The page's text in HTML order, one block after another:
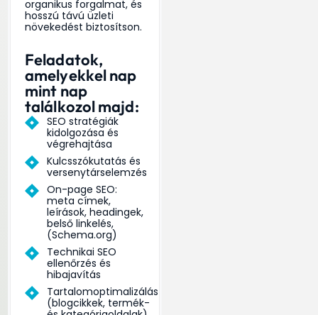
organikus forgalmat, és
hosszú távú üzleti
növekedést biztosítson.
Feladatok,
amelyekkel nap
mint nap
találkozol majd:
SEO stratégiák
kidolgozása és
végrehajtása
Kulcsszókutatás és
versenytárselemzés
On-page SEO:
meta címek,
leírások, headingek,
belső linkelés,
(Schema.org)
Technikai SEO
ellenőrzés és
hibajavítás
Tartalomoptimalizálás
(blogcikkek, termék-